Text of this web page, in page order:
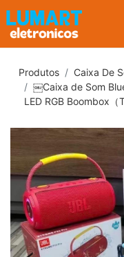
Produtos
Caixa De
￼Caixa de Som
LED RGB Boombox（